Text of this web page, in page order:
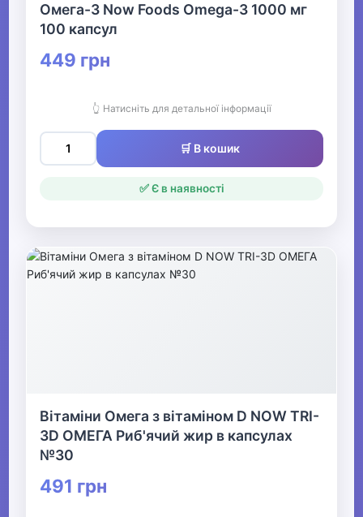
Омега-3 Now Foods Omega-3 1000 мг
100 капсул
449 грн
👆 Натисніть для детальної інформації
🛒 В кошик
✅ Є в наявності
Вітаміни Омега з вітаміном D NOW TRI-
3D ОМЕГА Риб'ячий жир в капсулах
№30
491 грн